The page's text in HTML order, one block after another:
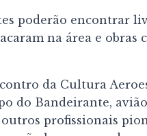
poderão encontrar
na área e
da Cultura
do Bandeirante,
profissionais